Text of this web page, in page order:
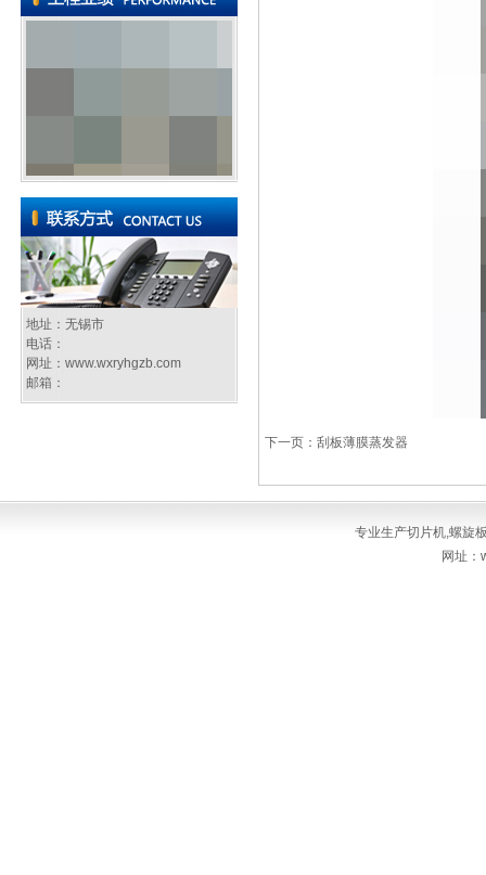
地址：无锡市
电话：
网址： www.wxryhgzb.com
邮箱：
下一页：刮板薄膜蒸发器
专业生产切片机,螺旋
网址